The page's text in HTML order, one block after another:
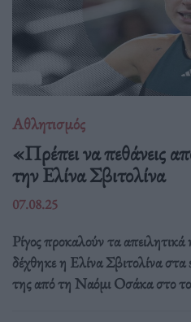
Αθλητισμός
«Πρέπει να πεθάνεις
την Ελίνα Σβιτολίνα
07.08.25
Ρίγος προκαλούν τα
δέχθηκε η Ελίνα Σβιτολίνα
της από τη Ναόμι Οσάκα στο